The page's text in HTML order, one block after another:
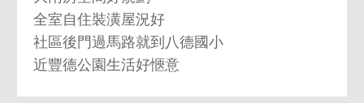
全室自住裝潢屋況好
社區後門過馬路就到八德國小
近豐德公園生活好愜意